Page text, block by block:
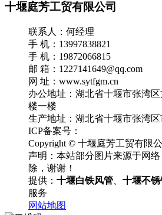
十堰庭芳工贸有限公司
联系人：何经理
手 机：13997838821
手 机：19872066815
邮 箱：1227141649@qq.com
网 址：www.sytfgm.cn
办公地址：湖北省十堰市张湾
楼一楼
生产地址：湖北省十堰市张湾
ICP备案号：
Copyright © 十堰庭芳工贸有限
声明：本站部分图片来源于网
除，谢谢！
提供： 十堰白铁风管 十堰不
服务
网站地图